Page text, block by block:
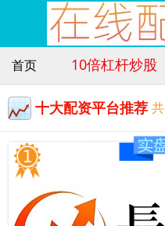
首页 10倍杠杆炒股
十大配资平台推荐 共